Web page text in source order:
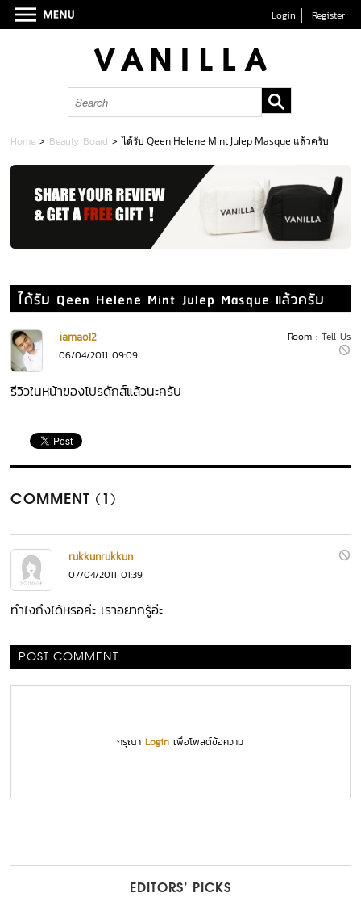
Login Register
Home > Beauty Board >ได้รับ Qeen Helene Mint Julep Masque แล้วครับ
ได้รับ Qeen Helene Mint Julep Masque แล้วครับ
Room : Tell Us
iamao12
06/04/2011 09:09
รีวิวในหน้าของโปรดักส์แล้วนะครับ
COMMENT (1)
rukkunrukkun
07/04/2011 01:39
ทำไงถึงได้หรอค่ะ เราอยากรู้อ่ะ
POST COMMENT
กรุณาLogin เพื่อโพสต์ข้อความ
EDITORS’ PICKS